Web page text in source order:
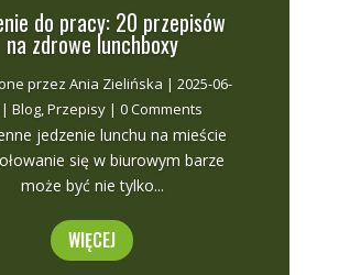
do pracy: 20 przepisów
na zdrowe lunchboxy
przezAnia Zielińska |2025-06-
Blog,Przepisy| 0 Comments
jedzenie lunchu na mieście
się w biurowym barze
może być nie tylko...
WIĘCEJ